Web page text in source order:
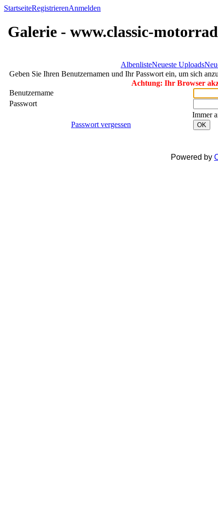
StartseiteRegistrierenAnmelden
Galerie - www.classic-
AlbenlisteNeueste Uploads
Geben Sie Ihren Benutzernamen und Ihr Passwort ein, um sich
Achtung: Ihr Browser
Benutzername
Passwort
Immer
Passwort vergessen
OK
Powered by